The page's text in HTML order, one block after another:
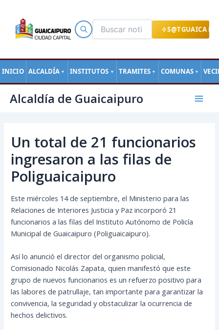
S@TGUAICA
INICIO ALCALDÍA ▼ INSTITUTOS ▼ TRAMITES ▼ COMUNAS ▼
contenido
Alcaldía de Guaicaipuro
Main
Un total de 21 funcionarios
ingresaron a las filas de
Poliguaicaipuro
Este miércoles 14 de septiembre, el Ministerio para las
Relaciones de Interiores Justicia y Paz incorporó 21
funcionarios a las filas del Instituto Autónomo de Policía
Municipal de Guaicaipuro (Poliguaicaipuro).
Así lo anunció el director del organismo policial,
Comisionado Nicolás Zapata, quien manifestó que este
grupo de nuevos funcionarios es un refuerzo positivo para
las labores de patrullaje, tanimportante para garantizar la
convivencia, la seguridad y obstaculizar la ocurrencia de
hechos delictivos.
de